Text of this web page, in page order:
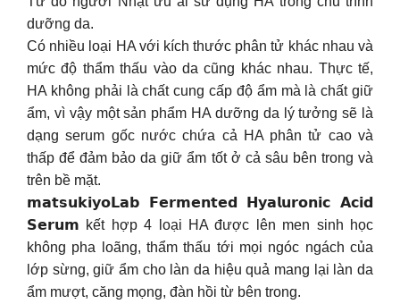
dưỡng da.
Có nhiều loại HA với kích thước phân tử khác nhau và
mức độ thẩm thấu vào da cũng khác nhau. Thực tế,
HA không phải là chất cung cấp độ ẩm mà là chất giữ
ẩm, vì vậy một sản phẩm HA dưỡng da lý tưởng sẽ là
dạng serum gốc nước chứa cả HA phân tử cao và
thấp để đảm bảo da giữ ẩm tốt ở cả sâu bên trong và
trên bề mặt.
𝗺𝗮𝘁𝘀𝘂𝗸𝗶𝘆𝗼𝗟𝗮𝗯 𝗙𝗲𝗿𝗺𝗲𝗻𝘁𝗲𝗱 𝗛𝘆𝗮𝗹𝘂𝗿𝗼𝗻𝗶𝗰 𝗔𝗰𝗶𝗱
𝗦𝗲𝗿𝘂𝗺 kết hợp 4 loại HA được lên men sinh học
không pha loãng, thẩm thấu tới mọi ngóc ngách của
lớp sừng, giữ ẩm cho làn da hiệu quả mang lại làn da
ẩm mượt, căng mọng, đàn hồi từ bên trong.